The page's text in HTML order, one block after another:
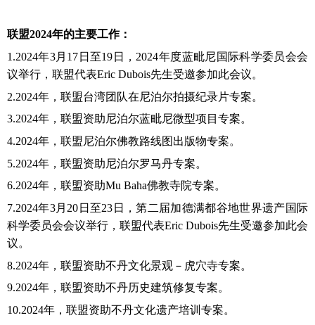
联盟2024年的主要工作：
1 .2024年3月17日至19日，2024年度蓝毗尼国际科学委员会会
议举行，联盟代表Eric Dubois先生受邀参加此会议。
2.2024年，联盟台湾团队在尼泊尔拍摄纪录片专案。
3.2024年，联盟资助尼泊尔蓝毗尼微型项目专案。
4.2024年，联盟尼泊尔佛教路线图出版物专案。
5.2024年，联盟资助尼泊尔罗马丹专案。
6.2024年，联盟资助Mu Baha佛教寺院专案。
7.2024年3月20日至23日，第二届加德满都谷地世界遗产国际
科学委员会会议举行，联盟代表Eric Dubois先生受邀参加此会
议。
8.2024年，联盟资助不丹文化景观－虎穴寺专案。
9.2024年，联盟资助不丹历史建筑修复专案。
10.2024年，联盟资助不丹文化遗产培训专案。